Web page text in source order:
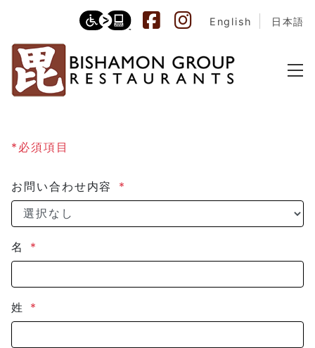
English 日本語
*必須項目
お問い合わせ内容 *
名 *
姓 *